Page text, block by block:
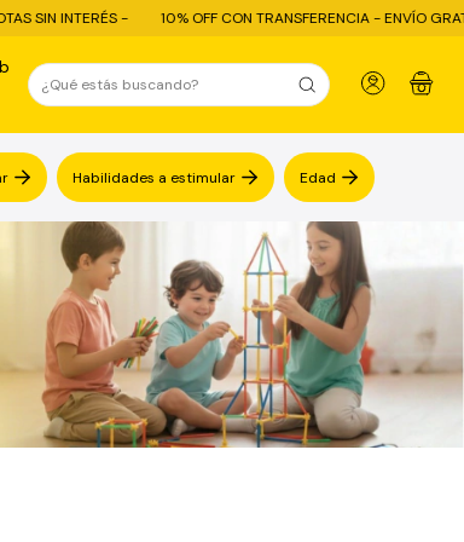
CON TRANSFERENCIA - ENVÍO GRATIS COMPRAS + $80.000
0
Habilidades a estimular Edad